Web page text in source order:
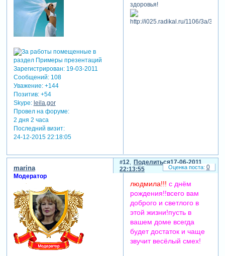
Зарегистрирован: 19-03-2011
Сообщений:108
Уважение: +144
Позитив: +54
Skype: leila.gor
Провел на форуме:
2 дня 2 часа
Последний визит:
24-12-2015 22:18:05
здоровья!
Поделиться
12
17-06-2011
22:13:55
marina
Модератор
людмила!!! с днём
рождения!!всего вам
доброго и светлого в
этой жизни!пусть в
вашем доме всегда
будет достаток и чаще
звучит весёлый смех!
0